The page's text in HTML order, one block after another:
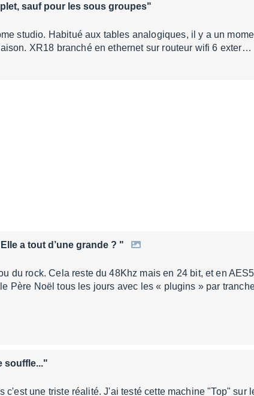
sauf pour les sous groupes"
studio. Habitué aux tables analogiques, il y a un
XR18 branché en ethernet sur routeur wifi 6 exter…
a tout d’une grande ? "
du rock. Cela reste du 48Khz mais en 24 bit, et en
Père Noël tous les jours avec les « plugins » par
souffle..."
c'est une triste réalité. J'ai testé cette machine "Top" sur